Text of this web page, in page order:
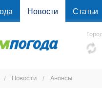
Новости Статьи
Новости Анонсы